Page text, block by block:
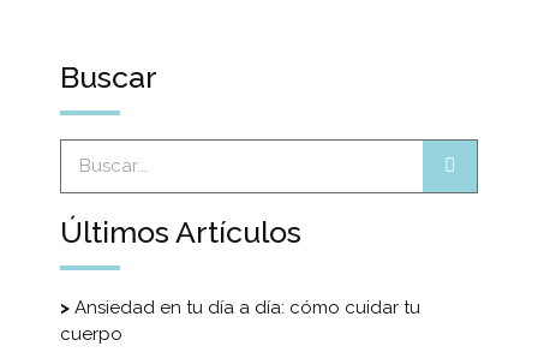
Buscar
Últimos Artículos
Ansiedad en tu día a día: cómo cuidar tu
cuerpo